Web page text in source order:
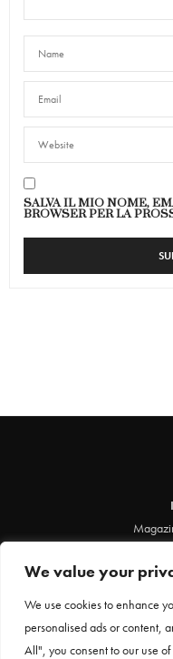
We value your
We use cookies to enhance
personalised ads or content,
All", you consent to our use
SALVA IL MIO NOME,
BROWSER PER LA
Direttore
Piazza
Testata online registrata al